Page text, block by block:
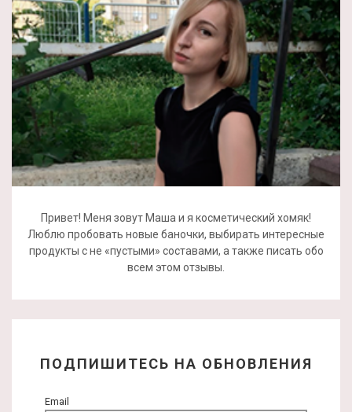
Привет! Меня зовут Маша и я косметический хомяк!
Люблю пробовать новые баночки, выбирать интересные
продукты с не «пустыми» составами, а также писать обо
всем этом отзывы.
ПОДПИШИТЕСЬ НА ОБНОВЛЕНИЯ
Email